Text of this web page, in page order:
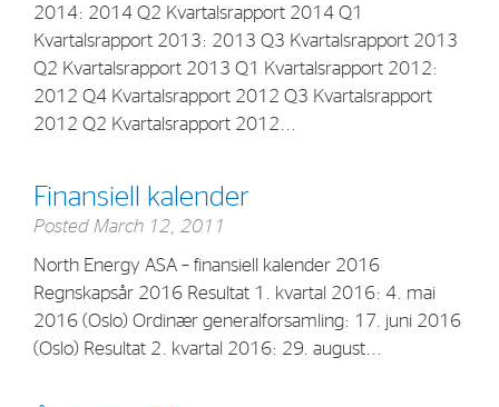
2014: 2014 Q2 Kvartalsrapport 2014 Q1
Kvartalsrapport 2013: 2013 Q3 Kvartalsrapport 2013
Q2 Kvartalsrapport 2013 Q1 Kvartalsrapport 2012:
2012 Q4 Kvartalsrapport 2012 Q3 Kvartalsrapport
2012 Q2 Kvartalsrapport 2012...
Finansiell kalender
Posted March 12, 2011
North Energy ASA – finansiell kalender 2016
Regnskapsår 2016 Resultat 1. kvartal 2016: 4. mai
2016 (Oslo) Ordinær generalforsamling: 17. juni 2016
(Oslo) Resultat 2. kvartal 2016: 29. august...